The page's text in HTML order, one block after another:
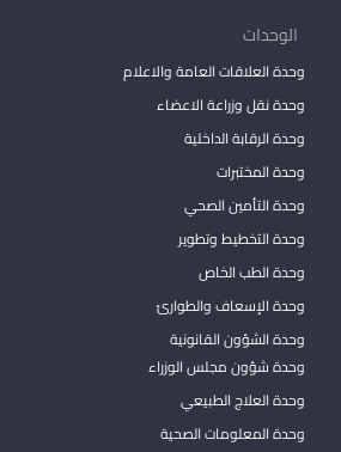
الوحدات
وحدة العلاقات العامة والاعلام
وحدة نقل وزراعة الاعضاء
وحدة الرقابة الداخلية
وحدة المختبرات
وحدة التأمين الصحي
وحدة التخطيط وتطوير
وحدة الطب الخاص
وحدة الإسعاف والطوارئ
وحدة الشؤون القانونية
وحدة شؤون مجلس الوزراء
وحدة العلاج الطبيعي
وحدة المعلومات الصحية